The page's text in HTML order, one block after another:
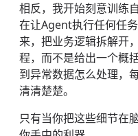
相反，我开始刻意训练
在让Agent执行任何任
来，把业务逻辑拆解开
程，而不是给出一个概
到异常数据怎么处理，
清清楚楚。
只有当你把这些细节在